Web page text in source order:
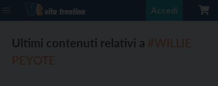
Accedi
Ultimi contenuti relativi a